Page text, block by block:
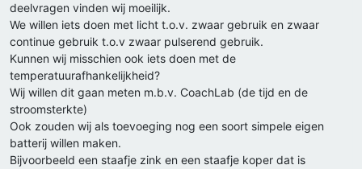
deelvragen vinden wij moeilijk.
We willen iets doen met licht t.o.v. zwaar gebruik en zwaar
continue gebruik t.o.v zwaar pulserend gebruik.
Kunnen wij misschien ook iets doen met de
temperatuurafhankelijkheid?
Wij willen dit gaan meten m.b.v. CoachLab (de tijd en de
stroomsterkte)
Ook zouden wij als toevoeging nog een soort simpele eigen
batterij willen maken.
Bijvoorbeeld een staafje zink en een staafje koper dat is